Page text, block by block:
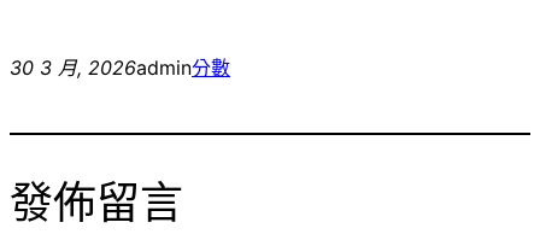
30 3 月, 2026admin分數
發佈留言